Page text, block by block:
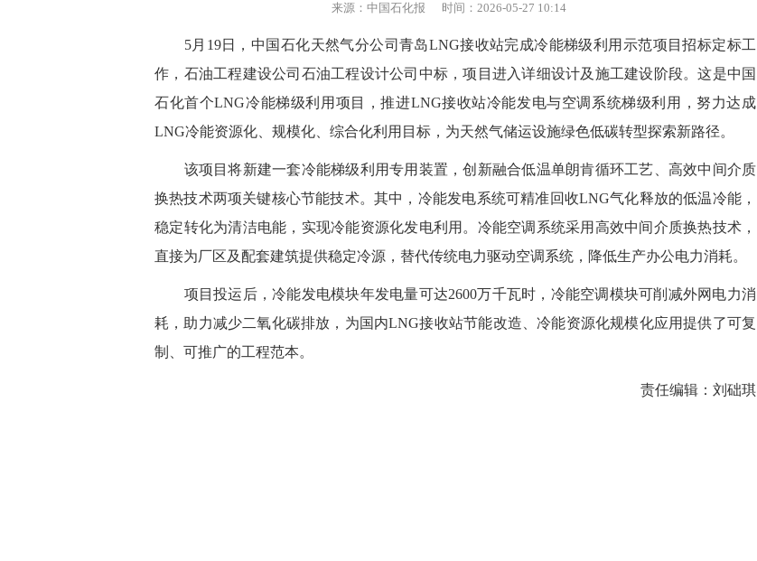
来源： 中国石化报 时间： 2026-05-27 10:14
5月19日，中国石化天然气分公司青岛LNG接收站完成冷能梯级利用示范项目招标定标工
作，石油工程建设公司石油工程设计公司中标，项目进入详细设计及施工建设阶段。这是中国
石化首个LNG冷能梯级利用项目，推进LNG接收站冷能发电与空调系统梯级利用，努力达成
LNG冷能资源化、规模化、综合化利用目标，为天然气储运设施绿色低碳转型探索新路径。
该项目将新建一套冷能梯级利用专用装置，创新融合低温单朗肯循环工艺、高效中间介质
换热技术两项关键核心节能技术。其中，冷能发电系统可精准回收LNG气化释放的低温冷能，
稳定转化为清洁电能，实现冷能资源化发电利用。冷能空调系统采用高效中间介质换热技术，
直接为厂区及配套建筑提供稳定冷源，替代传统电力驱动空调系统，降低生产办公电力消耗。
项目投运后，冷能发电模块年发电量可达2600万千瓦时，冷能空调模块可削减外网电力消
耗，助力减少二氧化碳排放，为国内LNG接收站节能改造、冷能资源化规模化应用提供了可复
制、可推广的工程范本。
责任编辑：刘础琪